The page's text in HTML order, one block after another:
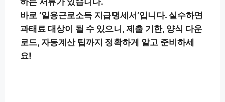
바로 ‘일용근로소득 지급명세서’입니다. 실수하면
과태료 대상이 될 수 있으니, 제출 기한, 양식 다운
로드, 자동계산 팁까지 정확하게 알고 준비하세
요!